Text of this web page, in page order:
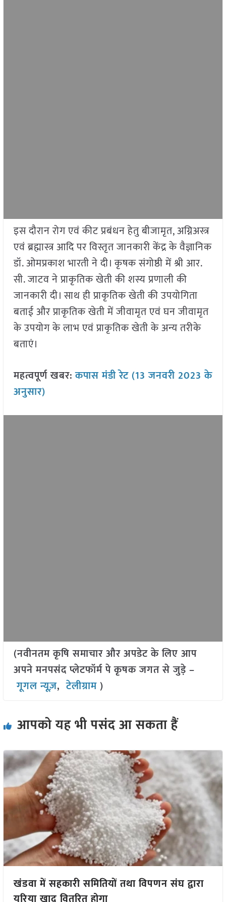
इस दौरान रोग एवं कीट प्रबंधन हेतु बीजामृत, अग्निअस्त्र
एवं ब्रह्मास्त्र आदि पर विस्तृत जानकारी केंद्र के वैज्ञानिक
डॉ. ओमप्रकाश भारती ने दी। कृषक संगोष्ठी में श्री आर.
सी. जाटव ने प्राकृतिक खेती की शस्य प्रणाली की
जानकारी दी। साथ ही प्राकृतिक खेती की उपयोगिता
बताई और प्राकृतिक खेती में जीवामृत एवं घन जीवामृत
के उपयोग के लाभ एवं प्राकृतिक खेती के अन्य तरीके
बताएं।
महत्वपूर्ण खबर:कपास मंडी रेट (13 जनवरी 2023 के
अनुसार)
(नवीनतम कृषि समाचार और अपडेट के लिए आप
अपने मनपसंद प्लेटफॉर्म पे कृषक जगत से जुड़े –
गूगल न्यूज़,टेलीग्राम )
आपको यह भी पसंद आ सकता हैं
खंडवा में सहकारी समितियों तथा विपणन संघ द्वारा